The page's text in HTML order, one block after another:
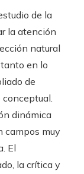
de la
la atención
natural
en lo
de
dinámica
campos muy
El
la crítica y